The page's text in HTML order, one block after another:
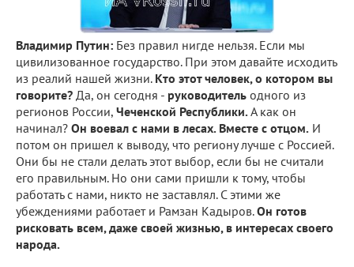
Владимир Путин: Без правил нигде нельзя. Если мы
цивилизованное государство. При этом давайте исходить
из реалий нашей жизни. Кто этот человек, о котором вы
говорите? Да, он сегодня - руководитель одного из
регионов России, Чеченской Республики. А как он
начинал? Он воевал с нами в лесах. Вместе с отцом. И
потом он пришел к выводу, что региону лучше с Россией.
Они бы не стали делать этот выбор, если бы не считали
его правильным. Но они сами пришли к тому, чтобы
работать с нами, никто не заставлял. С этими же
убеждениями работает и Рамзан Кадыров.Он готов
рисковать всем, даже своей жизнью, в интересах своего
народа.